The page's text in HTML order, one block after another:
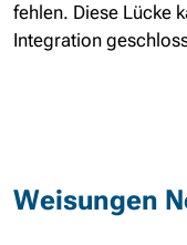
fehlen. Diese Lücke
Integration
Weisungen